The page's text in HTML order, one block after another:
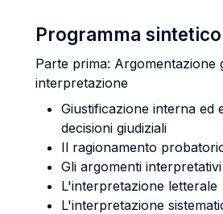
Programma
Parte prima: Argomentazione
interpretazione
Giustificazione interna ed
decisioni giudiziali
Il ragionamento
Gli argomenti interpretativi
L'interpretazione letterale
L'interpretazione